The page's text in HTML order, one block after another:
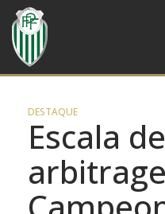
DESTAQUE
Escala de